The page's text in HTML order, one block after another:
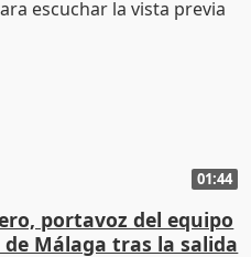
01:44
portavoz del equipo
de Málaga tras la salida